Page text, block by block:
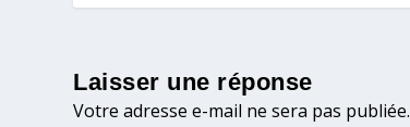
Laisser une réponse
Votre adresse e-mail ne sera pas publiée.